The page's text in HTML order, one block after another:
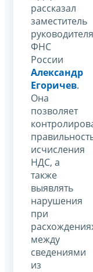
рассказал
заместитель
руководителя
ФНС
России
Александр
Егоричев.
Она
позволяет
исчисления
НДС, а
также
выявлять
нарушения
при
между
сведениями
из